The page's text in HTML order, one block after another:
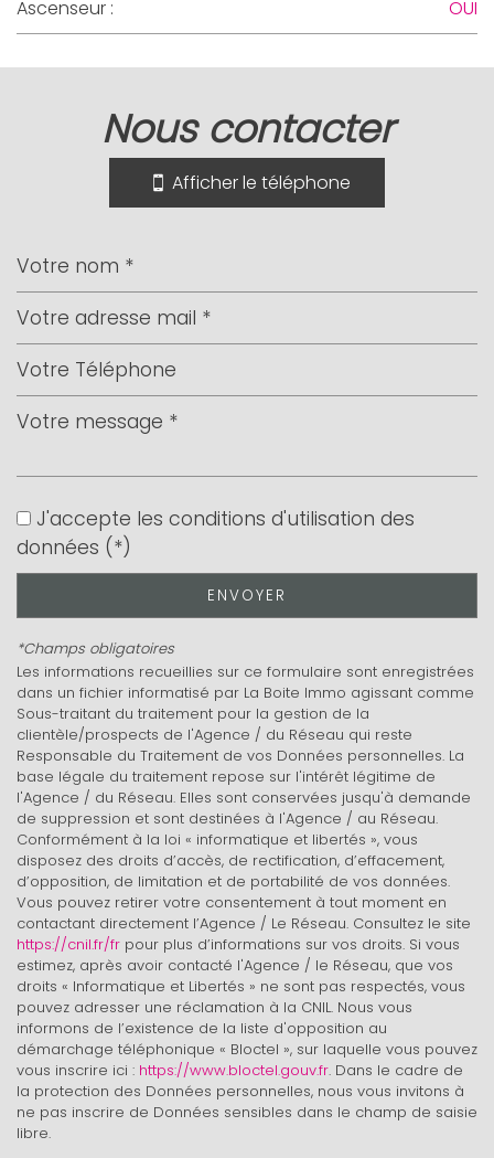
Ascenseur : OUI
École maternelle
Enseignement supérieur
Lycée
Gare ferroviaire
Bureau de poste
Presse et Tabac
statistiques
Nombre d'habitants
343 631
Propriétaires (vs. locataires)
47,47 %
Taxe habitation
Taxe foncière
Habitants de moins de 25 ans
28,27 %
Habitants de 25 à 55 ans
37,48 %
Habitants de plus de 55 ans
nous contacter
Afficher le téléphone
J'accepte les conditions d'utilisation des
données (*)
ENVOYER
*Champs obligatoires
Les informations recueillies sur ce formulaire sont enregistrées
dans un fichier informatisé par La Boite Immo agissant comme
Sous-traitant du traitement pour la gestion de la
clientèle/prospects de l'Agence / du Réseau qui reste
Responsable du Traitement de vos Données personnelles. La
base légale du traitement repose sur l'intérêt légitime de
l'Agence / du Réseau. Elles sont conservées jusqu'à demande
de suppression et sont destinées à l'Agence / au Réseau.
Conformément à la loi « informatique et libertés », vous
disposez des droits d’accès, de rectification, d’effacement,
d’opposition, de limitation et de portabilité de vos données.
Vous pouvez retirer votre consentement à tout moment en
contactant directement l’Agence / Le Réseau. Consultez le site
https://cnil.fr/fr pour plus d’informations sur vos droits. Si vous
estimez, après avoir contacté l'Agence / le Réseau, que vos
droits « Informatique et Libertés » ne sont pas respectés, vous
pouvez adresser une réclamation à la CNIL. Nous vous
informons de l’existence de la liste d'opposition au
démarchage téléphonique « Bloctel », sur laquelle vous pouvez
vous inscrire ici : https://www.bloctel.gouv.fr. Dans le cadre de
la protection des Données personnelles, nous vous invitons à
ne pas inscrire de Données sensibles dans le champ de saisie
libre.